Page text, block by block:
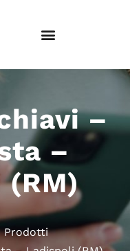
–
–
(RM)
Prodotti